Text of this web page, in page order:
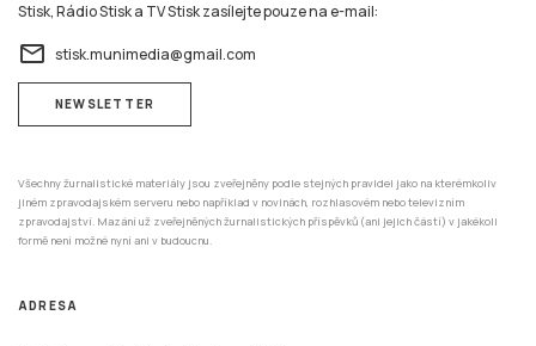
Stisk, Rádio Stisk a TV Stisk zasílejte pouze na e-mail:
email stisk.munimedia@gmail.com
NEWSLETTER
Všechny žurnalistické materiály jsou zveřejněny podle stejných pravidel jako na kterémkoliv
jiném zpravodajském serveru nebo například v novinách, rozhlasovém nebo televizním
zpravodajství. Mazání už zveřejněných žurnalistických příspěvků (ani jejich částí) v jakékoli
formě není možné nyní ani v budoucnu.
ADRESA